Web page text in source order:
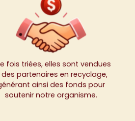
fois triées, elles sont vendues
partenaires en recyclage,
ainsi des fonds pour
soutenir notre organisme.